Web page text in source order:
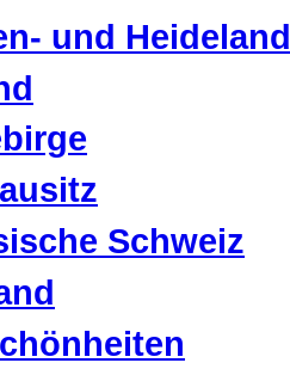
und Heideland
Schweiz